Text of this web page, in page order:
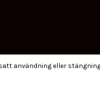
användning eller